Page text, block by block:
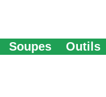
Soupes Outils